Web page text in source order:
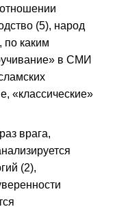
(5), народ
по каким
в СМИ
«классические»
врага,
(2),